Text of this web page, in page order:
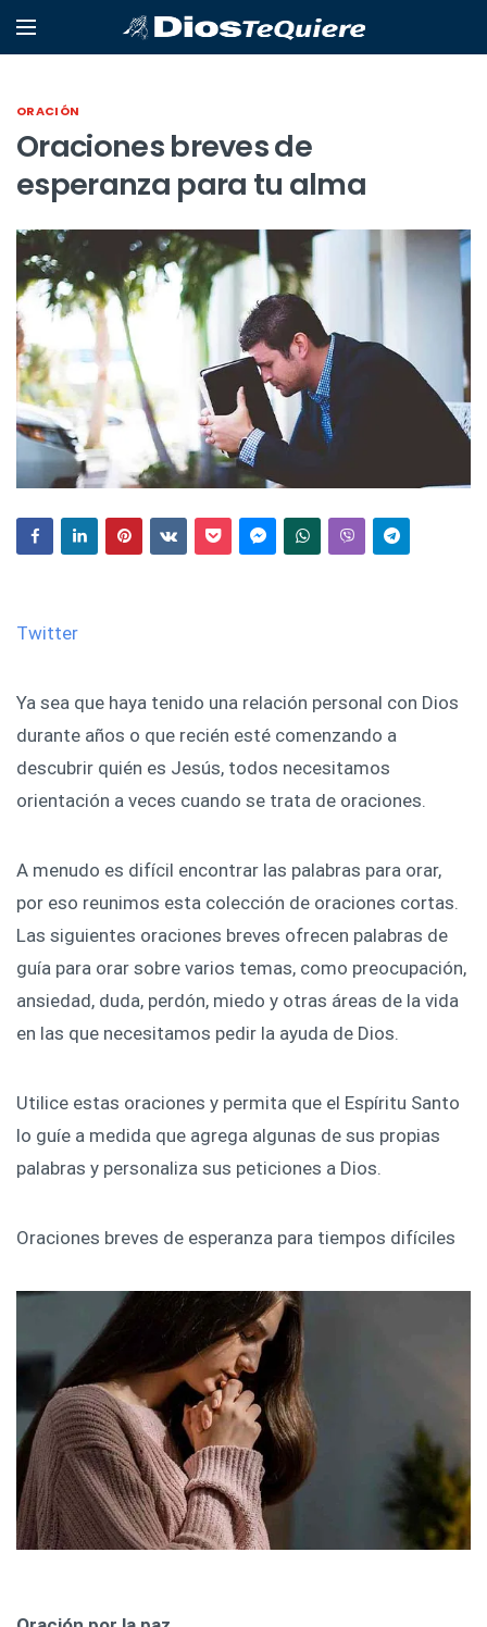
ORACIÓN
Oraciones breves de
esperanza para tu alma
Twitter
Ya sea que haya tenido una relación personal con Dios
durante años o que recién esté comenzando a
descubrir quién es Jesús, todos necesitamos
orientación a veces cuando se trata de oraciones.
A menudo es difícil encontrar las palabras para orar,
por eso reunimos esta colección de oraciones cortas.
Las siguientes oraciones breves ofrecen palabras de
guía para orar sobre varios temas, como preocupación,
ansiedad, duda, perdón, miedo y otras áreas de la vida
en las que necesitamos pedir la ayuda de Dios.
Utilice estas oraciones y permita que el Espíritu Santo
lo guíe a medida que agrega algunas de sus propias
palabras y personaliza sus peticiones a Dios.
Oraciones breves de esperanza para tiempos difíciles